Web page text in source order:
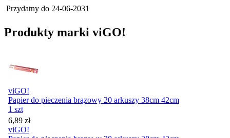
Przydatny do 24-06-2031
Produkty marki viGO!
viGO!
Papier do pieczenia brązowy 20 arkuszy 38cm 42cm
1 szt
Cena
6,89 zł
viGO!